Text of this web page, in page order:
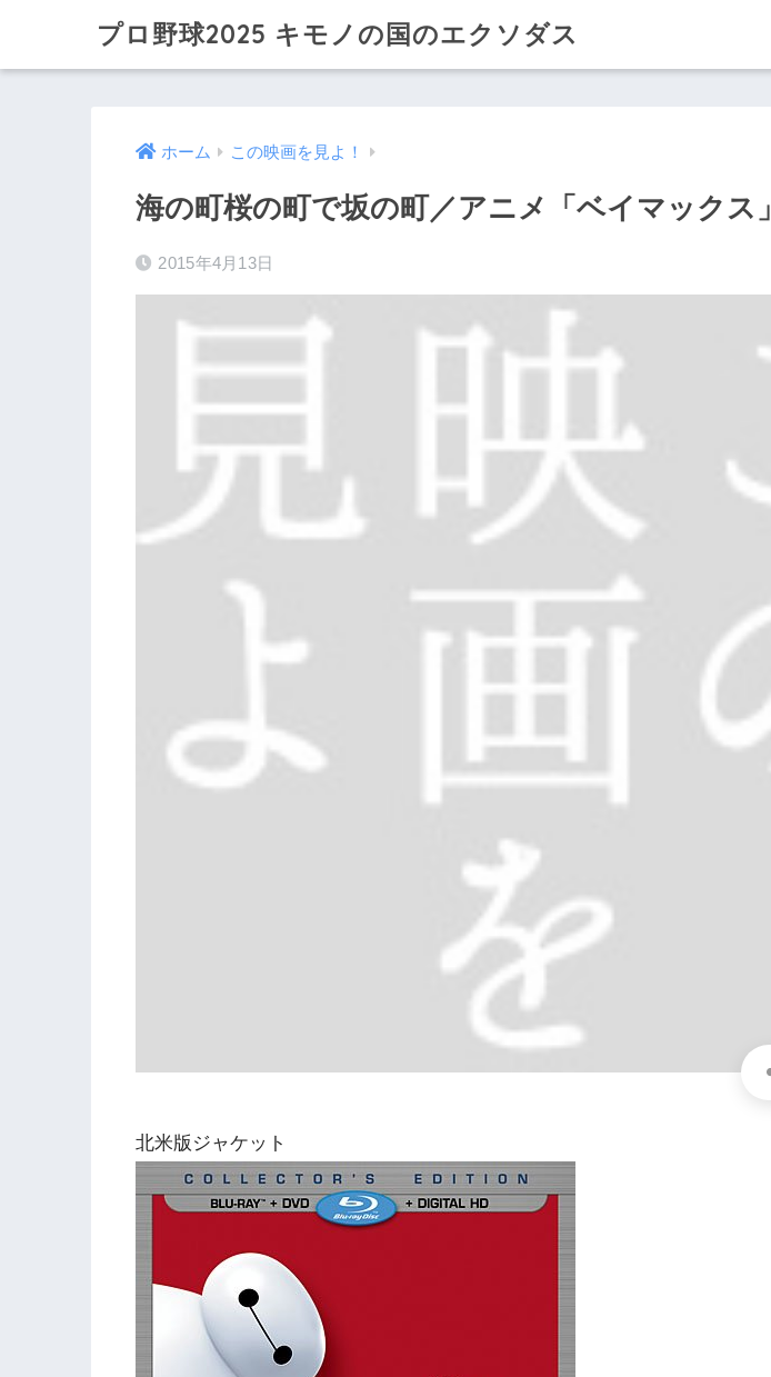
プロ野球2025 キモノの国のエクソダス
ホーム この映画を見よ！
海の町桜の町で坂の町／アニメ「ベイマックス」
2015年4月13日
北米版ジャケット